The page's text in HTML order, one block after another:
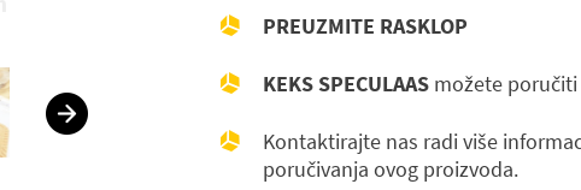
PREUZMITE RASKLOP
KEKS SPECULAAS možete
Kontaktirajte nas radi više
poručivanja ovog proizvoda.